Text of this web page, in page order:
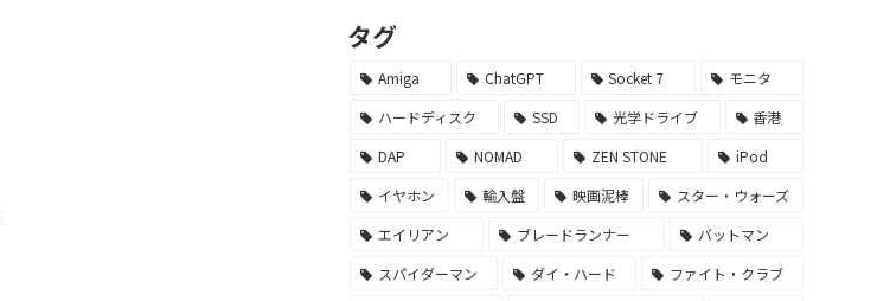
タグ
Amiga ChatGPT Socket 7
モニタ
ハードディスク
SSD 光学ドライブ
香港
DAP
NOMAD ZEN STONE
iPod
イヤホン
輸入盤 映画泥棒
スター・ウォーズ
エイリアン
ブレードランナー
バットマン
スパイダーマン
ダイ・ハード ファイト・クラブ